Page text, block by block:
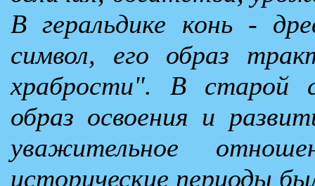
В геральдике конь -
символ, его образ
храбрости". В старой
образ освоения и
уважительное
исторические периоды